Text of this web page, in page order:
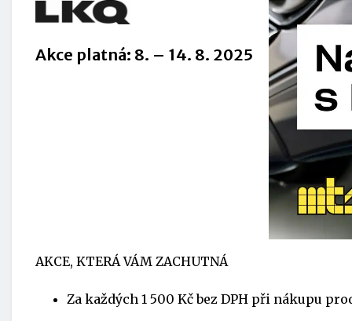
Akce platná: 8. – 14. 8. 2025
AKCE, KTERÁ VÁM ZACHUTNÁ
Za každých 1 500 Kč bez DPH při nákupu